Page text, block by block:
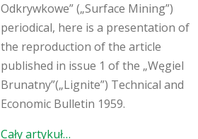
Odkrywkowe” („Surface Mining”)
periodical, here is a presentation of
the reproduction of the article
published in issue 1 of the „Węgiel
Brunatny”(„Lignite”) Technical and
Economic Bulletin 1959.
Cały artykuł…